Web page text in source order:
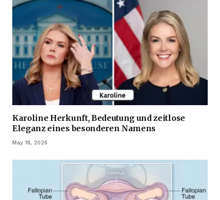
Karoline Herkunft, Bedeutung und zeitlose
Eleganz eines besonderen Namens
May 18, 2026